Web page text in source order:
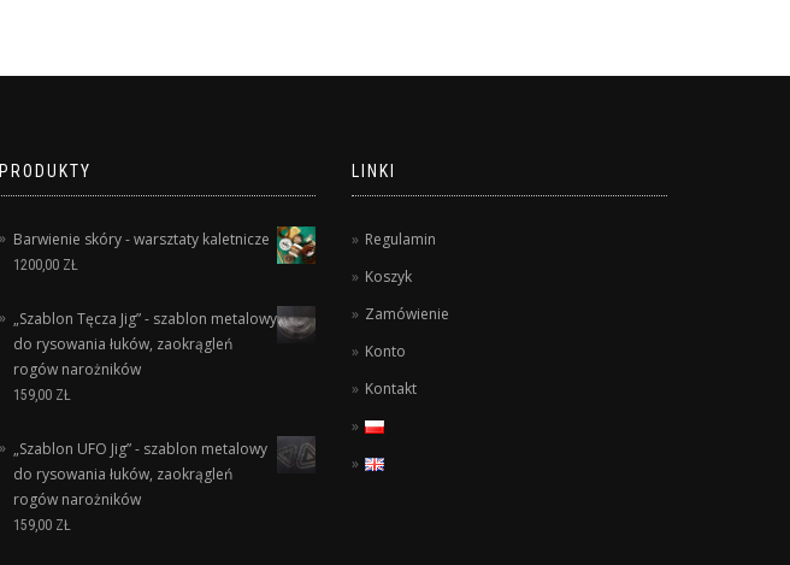
PRODUKTY
Barwienie skóry - warsztaty kaletnicze
1200,00 ZŁ
„Szablon Tęcza Jig” - szablon metalowy
do rysowania łuków, zaokrągleń
rogów narożników
159,00 ZŁ
„Szablon UFO Jig” - szablon metalowy
do rysowania łuków, zaokrągleń
rogów narożników
159,00 ZŁ
LINKI
Regulamin
Koszyk
Zamówienie
Konto
Kontakt